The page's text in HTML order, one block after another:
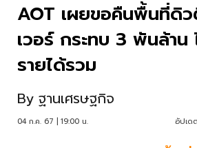
AOT เผยขอคืนพื้นที่ดิ
เวอร์ กระทบ 3 พันล้าน
รายได้รวม
By ฐานเศรษฐกิจ
04 ก.ค. 67 | 19:00 น. อัปเด